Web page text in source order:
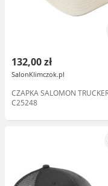
132,00 zł
SalonKlimczok.pl
CZAPKA SALOMON
C25248